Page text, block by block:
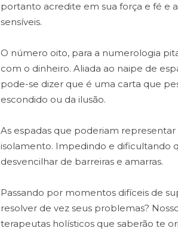
portanto acredite em sua força e fé e
sensíveis.
O número oito, para a numerologia
com o dinheiro. Aliada ao naipe de
pode-se dizer que é uma carta que
escondido ou da ilusão.
As espadas que poderiam
isolamento. Impedindo e dificultando
desvencilhar de barreiras e amarras.
Passando por momentos difíceis de
resolver de vez seus problemas?
terapeutas holísticos que saberão te